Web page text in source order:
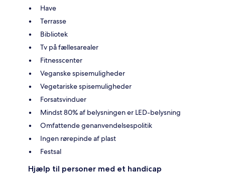
Have
Terrasse
Bibliotek
Tv på fællesarealer
Fitnesscenter
Veganske spisemuligheder
Vegetariske spisemuligheder
Forsatsvinduer
Mindst 80% af belysningen er LED-belysning
Omfattende genanvendelsespolitik
Ingen rørepinde af plast
Festsal
Hjælp til personer med et handicap